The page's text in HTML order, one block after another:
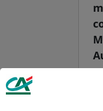
indispensables car utilisés
sécurité ; d’autres sont